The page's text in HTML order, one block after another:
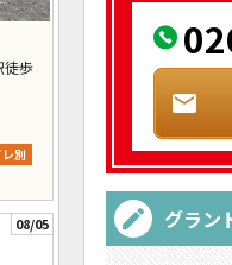
徒歩
別
08/05 グラン